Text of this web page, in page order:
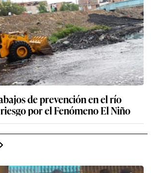
de prevención en el río
por el Fenómeno El Niño